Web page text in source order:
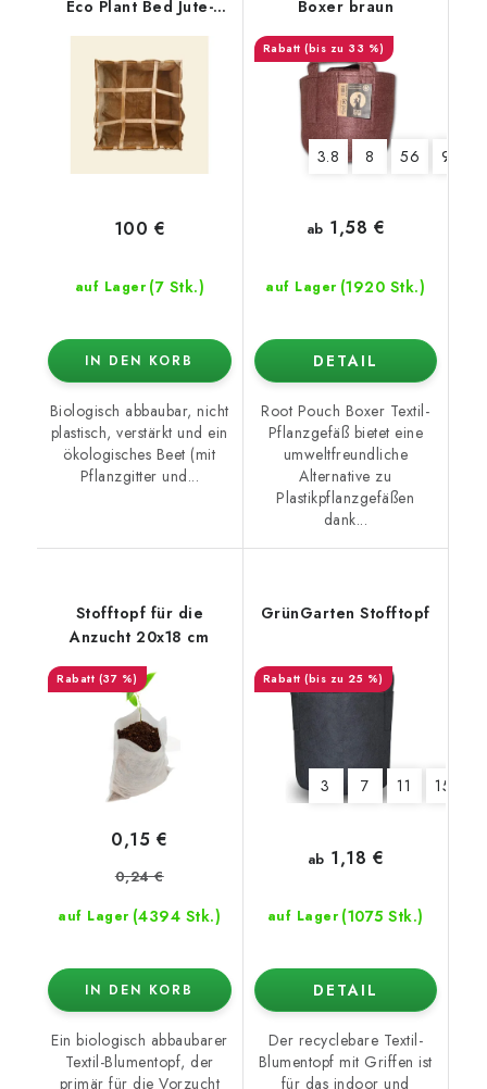
Eco Plant Bed Jute-
Pflanzbeet 93x93x30
cm - 250 l
auf Lager (7 Stk.)
100 €
IN DEN KORB
Biologisch abbaubar, nicht
plastisch, verstärkt und ein
ökologisches Beet (mit
Pflanzgitter und...
Boxer braun
(bis zu 33 %)
3.8 8 56 95
auf Lager (1920 Stk.)
ab 1,58 €
DETAIL
Root Pouch Boxer Textil-
Pflanzgefäß bietet eine
umweltfreundliche
Alternative zu
Plastikpflanzgefäßen
dank...
Stofftopf für die
Anzucht 20x18 cm
(37 %)
auf Lager (4394 Stk.)
0,15 €
0,24 €
IN DEN KORB
Ein biologisch abbaubarer
Textil-Blumentopf, der
primär für die Vorzucht
GrünGarten Stofftopf
(bis zu 25 %)
3 7 11 15
auf Lager (1075 Stk.)
ab 1,18 €
DETAIL
Der recyclebare Textil-
Blumentopf mit Griffen ist
für das indoor und